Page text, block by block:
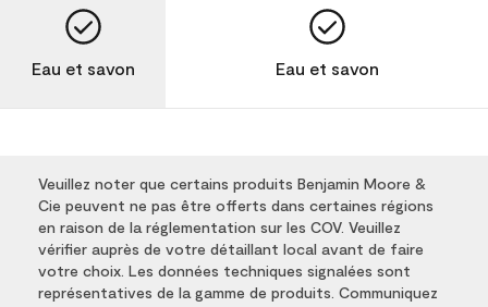
Eau et savon Eau et savon
Veuillez noter que certains produits Benjamin Moore &
Cie peuvent ne pas être offerts dans certaines régions
en raison de la réglementation sur les COV. Veuillez
vérifier auprès de votre détaillant local avant de faire
votre choix. Les données techniques signalées sont
représentatives de la gamme de produits. Communiquez